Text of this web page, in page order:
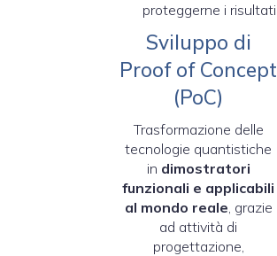
proteggerne i risultati
Sviluppo di
Proof of Concept
(PoC)
Trasformazione delle
tecnologie quantistiche
in dimostratori
funzionali e applicabili
al mondo reale, grazie
ad attività di
progettazione,